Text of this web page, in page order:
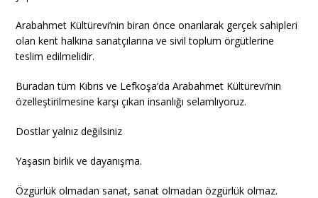
Arabahmet Kültürevi’nin biran önce onarılarak gerçek sahipleri
olan kent halkına sanatçılarına ve sivil toplum örgütlerine
teslim edilmelidir.
Buradan tüm Kıbrıs ve Lefkoşa’da Arabahmet Kültürevi’nin
özelleştirilmesine karşı çıkan insanlığı selamlıyoruz.
Dostlar yalnız değilsiniz
Yaşasın birlik ve dayanışma.
Özgürlük olmadan sanat, sanat olmadan özgürlük olmaz.